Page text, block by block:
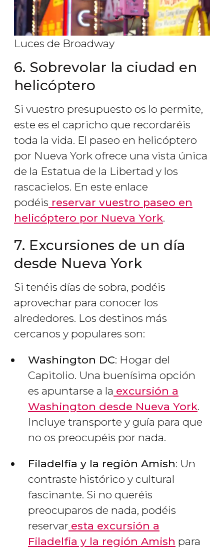
Luces de Broadway
6. Sobrevolar la ciudad en
helicóptero
Si vuestro presupuesto os lo permite,
este es el capricho que recordaréis
toda la vida. El paseo en helicóptero
por Nueva York ofrece una vista única
de la Estatua de la Libertad y los
rascacielos. En este enlace
podéis reservar vuestro paseo en
helicóptero por Nueva York.
7. Excursiones de un día
desde Nueva York
Si tenéis días de sobra, podéis
aprovechar para conocer los
alrededores. Los destinos más
cercanos y populares son:
Washington DC: Hogar del
Capitolio. Una buenísima opción
es apuntarse a la excursión a
Washington desde Nueva York.
Incluye transporte y guía para que
no os preocupéis por nada.
Filadelfia y la región Amish: Un
contraste histórico y cultural
fascinante. Si no queréis
preocuparos de nada, podéis
reservar esta excursión a
Filadelfia y la región Amish para